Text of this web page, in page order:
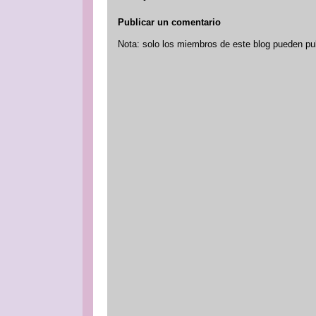
Publicar un comentario
Nota: solo los miembros de este blog pueden